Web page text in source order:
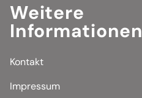
Weitere
Informationen
Kontakt
Impressum